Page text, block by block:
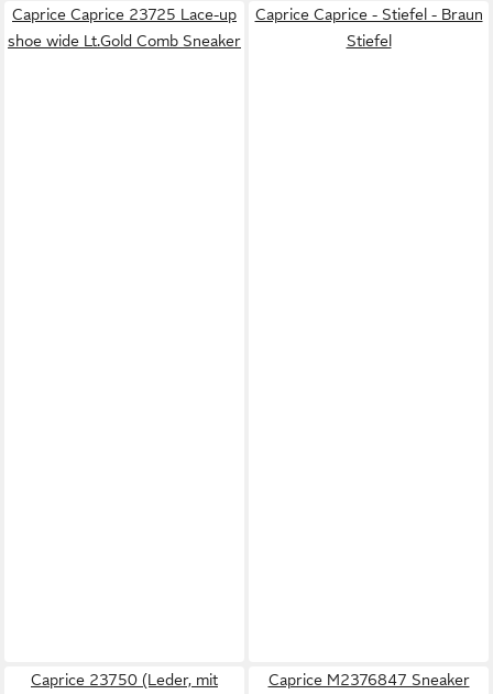
Caprice Caprice 23725 Lace-up
shoe wide Lt.Gold Comb Sneaker
Caprice Caprice - Stiefel - Braun
Stiefel
Caprice 23750 (Leder, mit
Caprice M2376847 Sneaker